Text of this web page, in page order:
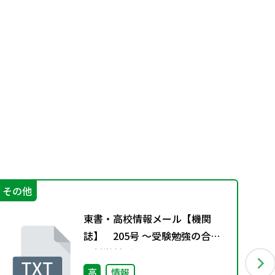
その他
東書・高校情報メール【機関
誌】 205号 ～受験勉強の合間
の哲学対話～